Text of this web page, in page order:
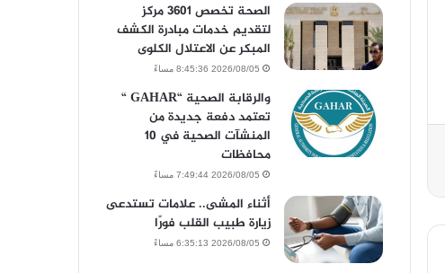
الصحة تخصص 3601 مركز
لتقديم خدمات مبادرة الكشف
المبكر عن الاعتلال الكلوى
2026/08/05 8:45:36 مساءً
والرقابة الصحية “GAHAR “
تعتمد دفعة جديدة من
المنشآت الصحية في 10
محافظات
2026/08/05 7:49:44 مساءً
أثناء المشى.. علامات تستدعى
زيارة طبيب القلب فورًا
2026/08/05 6:35:13 مساءً